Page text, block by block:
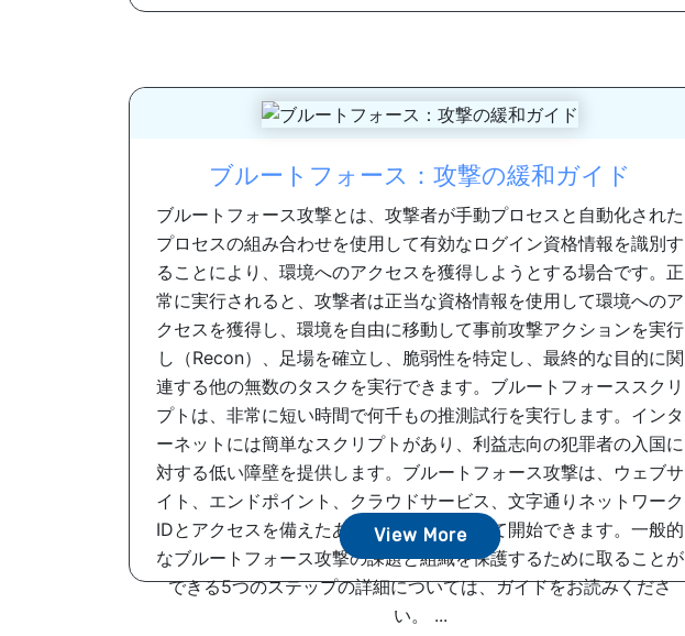
ブルートフォース：攻撃の緩和ガイド
ブルートフォース攻撃とは、攻撃者が手動プロセスと自動化された
プロセスの組み合わせを使用して有効なログイン資格情報を識別す
ることにより、環境へのアクセスを獲得しようとする場合です。正
常に実行されると、攻撃者は正当な資格情報を使用して環境へのア
クセスを獲得し、環境を自由に移動して事前攻撃アクションを実行
し（Recon）、足場を確立し、脆弱性を特定し、最終的な目的に関
連する他の無数のタスクを実行できます。ブルートフォーススクリ
プトは、非常に短い時間で何千もの推測試行を実行します。インタ
ーネットには簡単なスクリプトがあり、利益志向の犯罪者の入国に
対する低い障壁を提供します。ブルートフォース攻撃は、ウェブサ
イト、エンドポイント、クラウドサービス、文字通りネットワーク
IDとアクセスを備えたあらゆるものに対して開始できます。一般的
なブルートフォース攻撃の課題と組織を保護するために取ることが
できる5つのステップの詳細については、ガイドをお読みくださ
い。 ...
View More